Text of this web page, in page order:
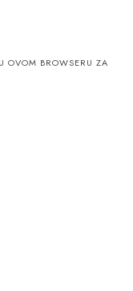
OVOM BROWSERU ZA